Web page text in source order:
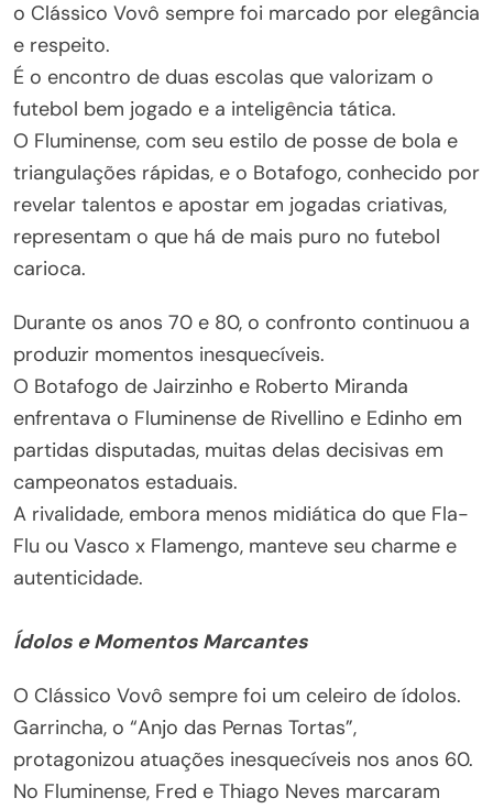
o Clássico Vovô sempre foi marcado por elegância
e respeito.
É o encontro de duas escolas que valorizam o
futebol bem jogado e a inteligência tática.
O Fluminense, com seu estilo de posse de bola e
triangulações rápidas, e o Botafogo, conhecido por
revelar talentos e apostar em jogadas criativas,
representam o que há de mais puro no futebol
carioca.
Durante os anos 70 e 80, o confronto continuou a
produzir momentos inesquecíveis.
O Botafogo de Jairzinho e Roberto Miranda
enfrentava o Fluminense de Rivellino e Edinho em
partidas disputadas, muitas delas decisivas em
campeonatos estaduais.
A rivalidade, embora menos midiática do que Fla-
Flu ou Vasco x Flamengo, manteve seu charme e
autenticidade.
Ídolos e Momentos Marcantes
O Clássico Vovô sempre foi um celeiro de ídolos.
Garrincha, o “Anjo das Pernas Tortas”,
protagonizou atuações inesquecíveis nos anos 60.
No Fluminense, Fred e Thiago Neves marcaram